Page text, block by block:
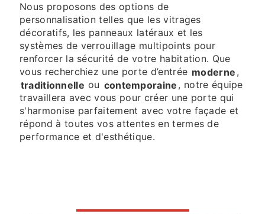
Nous proposons des options de
personnalisation telles que les vitrages
décoratifs, les panneaux latéraux et les
systèmes de verrouillage multipoints pour
renforcer la sécurité de votre habitation. Que
vous recherchiez une porte d’entrée moderne ,
traditionnelle ou contemporaine , notre équipe
travaillera avec vous pour créer une porte qui
s'harmonise parfaitement avec votre façade et
répond à toutes vos attentes en termes de
performance et d'esthétique.